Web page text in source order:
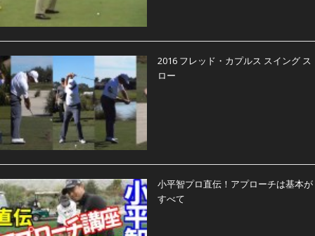
2016 フレッド・カプルス スイング ス
ロー
小平智プロ直伝！アプローチは基本が
すべて